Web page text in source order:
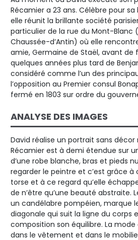
Récamier a 23 ans. Célèbre pour
elle réunit la brillante société
particulier de la rue du Mont-Blanc
Chaussée-d’Antin) où elle
amie, Germaine de Staël, avant de
quelques années plus tard de
considéré comme l’un des
l’opposition au Premier consul
fermé en 1803 sur ordre du
ANALYSE DES IMAGES
David réalise un portrait sans
Récamier est à demi étendue sur
d’une robe blanche, bras et pieds
regarder le peintre et c’est grâce
torse et à ce regard qu’elle
de n’être qu’une beauté abstraite.
un candélabre pompéien, marque
diagonale qui suit la ligne du corps
composition son équilibre. La mode
dans le vêtement et dans le